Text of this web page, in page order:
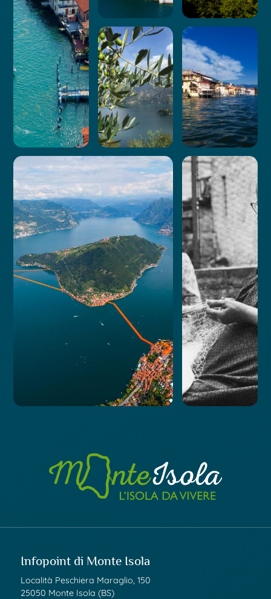
Infopoint di Monte Isola
Località Peschiera Maraglio, 150
25050 Monte Isola (BS)